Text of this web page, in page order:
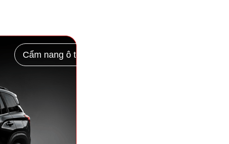
Cẩm nang ô tô